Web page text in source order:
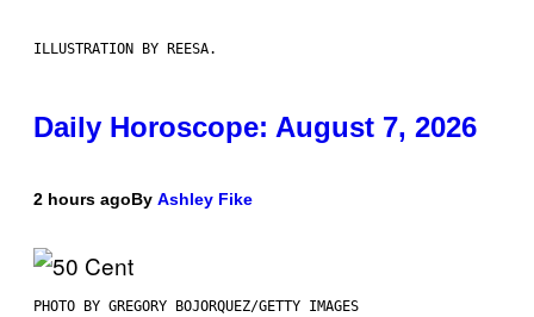
ILLUSTRATION BY REESA.
Daily Horoscope: August 7, 2026
2 hours agoBy Ashley Fike
PHOTO BY GREGORY BOJORQUEZ/GETTY IMAGES